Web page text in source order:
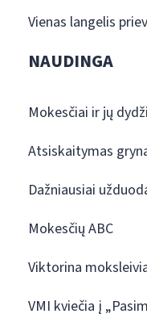
Vienas langelis
NAUDINGA
Mokesčiai ir jų
Atsiskaitymas
Dažniausiai
Mokesčių ABC
Viktorina
VMI kviečia į